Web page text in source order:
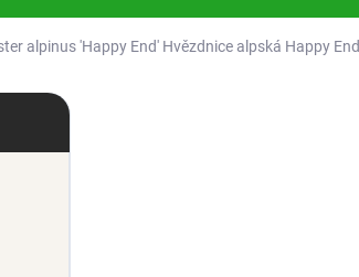
alpinus 'Happy End' Hvězdnice alpská Happy End